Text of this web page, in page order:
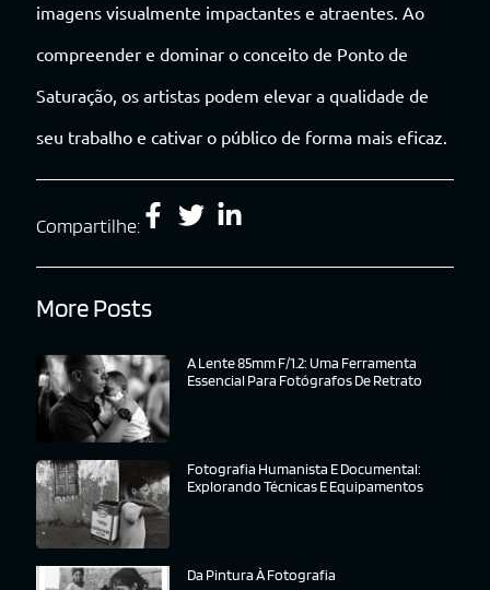
imagens visualmente impactantes e atraentes. Ao
compreender e dominar o conceito de Ponto de
Saturação, os artistas podem elevar a qualidade de
seu trabalho e cativar o público de forma mais eficaz.
Compartilhe:
More Posts
A Lente 85mm F/1.2: Uma Ferramenta
Essencial Para Fotógrafos De Retrato
Fotografia Humanista E Documental:
Explorando Técnicas E Equipamentos
Da Pintura À Fotografia